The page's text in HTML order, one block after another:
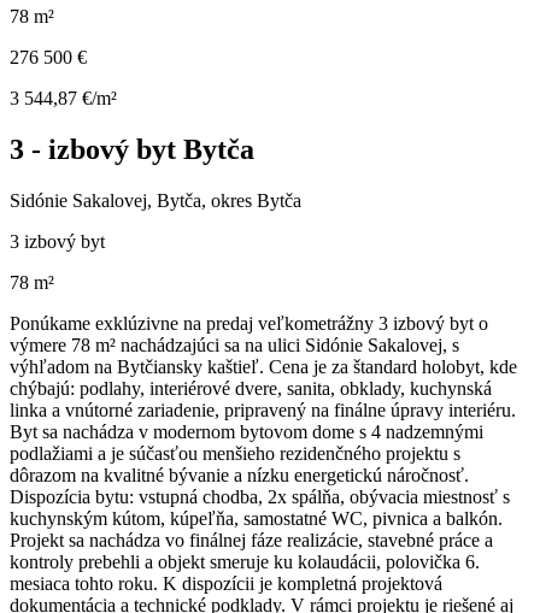
78 m²
276 500 €
3 544,87 €/m²
3 - izbový byt Bytča
Sidónie Sakalovej, Bytča, okres Bytča
3 izbový byt
78 m²
Ponúkame exklúzivne na predaj veľkometrážny 3 izbový byt o
výmere 78 m² nachádzajúci sa na ulici Sidónie Sakalovej, s
výhľadom na Bytčiansky kaštieľ. Cena je za štandard holobyt, kde
chýbajú: podlahy, interiérové dvere, sanita, obklady, kuchynská
linka a vnútorné zariadenie, pripravený na finálne úpravy interiéru.
Byt sa nachádza v modernom bytovom dome s 4 nadzemnými
podlažiami a je súčasťou menšieho rezidenčného projektu s
dôrazom na kvalitné bývanie a nízku energetickú náročnosť.
Dispozícia bytu: vstupná chodba, 2x spálňa, obývacia miestnosť s
kuchynským kútom, kúpeľňa, samostatné WC, pivnica a balkón.
Projekt sa nachádza vo finálnej fáze realizácie, stavebné práce a
kontroly prebehli a objekt smeruje ku kolaudácii, polovička 6.
mesiaca tohto roku. K dispozícii je kompletná projektová
dokumentácia a technické podklady. V rámci projektu je riešené aj